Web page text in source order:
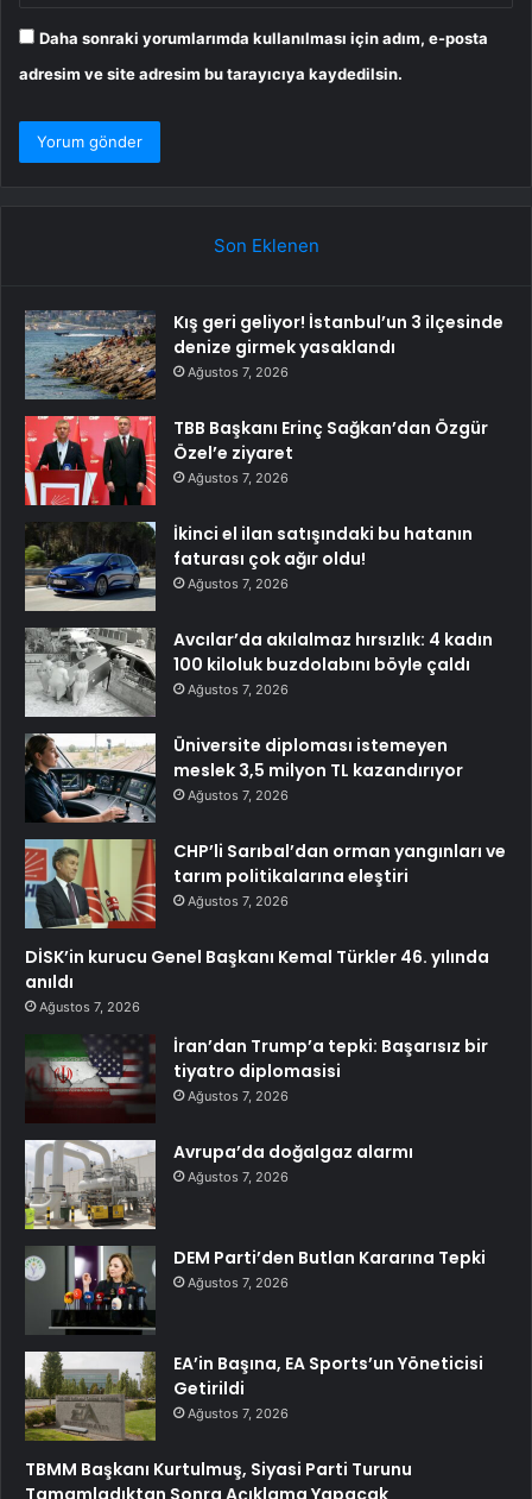
Daha sonraki yorumlarımda kullanılması için adım, e-posta
adresim ve site adresim bu tarayıcıya kaydedilsin.
Son Eklenen
Kış geri geliyor! İstanbul’un 3 ilçesinde
denize girmek yasaklandı
Ağustos 7, 2026
TBB Başkanı Erinç Sağkan’dan Özgür
Özel’e ziyaret
Ağustos 7, 2026
İkinci el ilan satışındaki bu hatanın
faturası çok ağır oldu!
Ağustos 7, 2026
Avcılar’da akılalmaz hırsızlık: 4 kadın
100 kiloluk buzdolabını böyle çaldı
Ağustos 7, 2026
Üniversite diploması istemeyen
meslek 3,5 milyon TL kazandırıyor
Ağustos 7, 2026
CHP’li Sarıbal’dan orman yangınları ve
tarım politikalarına eleştiri
Ağustos 7, 2026
DİSK’in kurucu Genel Başkanı Kemal Türkler 46. yılında
anıldı
Ağustos 7, 2026
İran’dan Trump’a tepki: Başarısız bir
tiyatro diplomasisi
Ağustos 7, 2026
Avrupa’da doğalgaz alarmı
Ağustos 7, 2026
DEM Parti’den Butlan Kararına Tepki
Ağustos 7, 2026
EA’in Başına, EA Sports’un Yöneticisi
Getirildi
Ağustos 7, 2026
TBMM Başkanı Kurtulmuş, Siyasi Parti Turunu
Tamamladıktan Sonra Açıklama Yapacak